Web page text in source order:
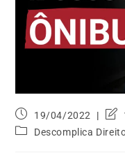
19/04/2022
Descomplica